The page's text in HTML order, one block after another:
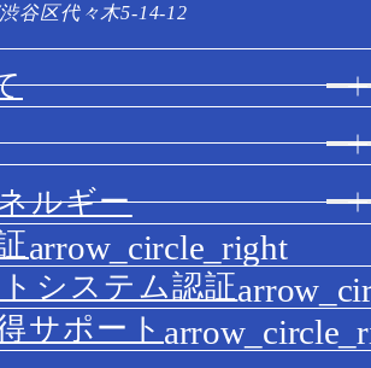
谷区代々木5-14-12
ルギー
システム認証
サポート